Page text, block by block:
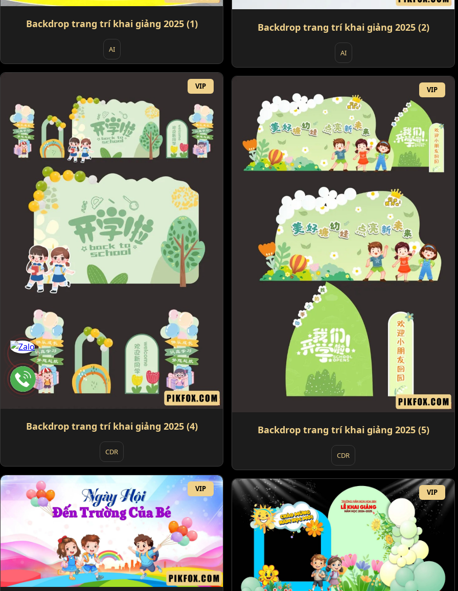
Backdrop trang trí khai giảng 2025 (1)
AI
Backdrop trang trí khai giảng 2025 (2)
AI
VIP
Backdrop trang trí khai giảng 2025 (4)
CDR
VIP
Backdrop trang trí khai giảng 2025 (5)
CDR
VIP VIP